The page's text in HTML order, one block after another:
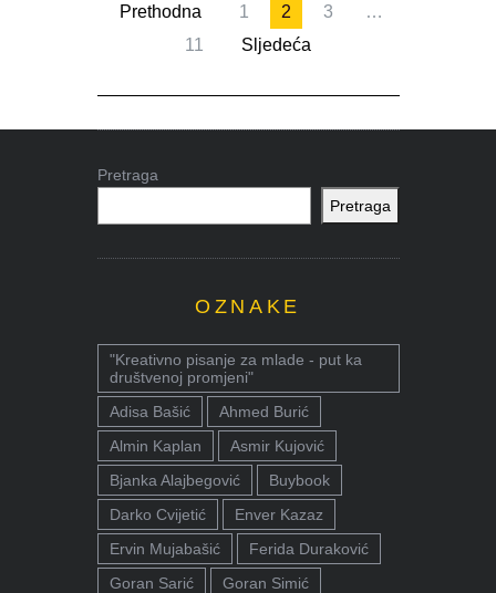
Prethodna 1 2 3
…
11
Sljedeća
Pretraga
Pretraga
OZNAKE
"Kreativno pisanje za mlade - put ka
društvenoj promjeni"
Adisa Bašić
Ahmed Burić
Almin Kaplan
Asmir Kujović
Bjanka Alajbegović
Buybook
Darko Cvijetić
Enver Kazaz
Ervin Mujabašić
Ferida Duraković
Goran Sarić
Goran Simić